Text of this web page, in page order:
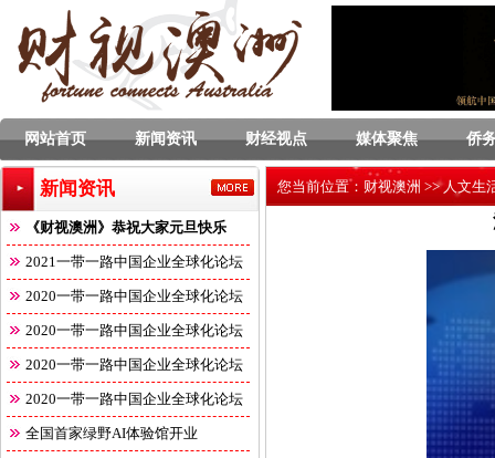
网站首页 新闻资讯 财经视点 媒体聚焦 侨
新闻资讯
《财视澳洲》恭祝大家元旦快乐
2021一带一路中国企业全球化论坛
2020一带一路中国企业全球化论坛
2020一带一路中国企业全球化论坛
2020一带一路中国企业全球化论坛
2020一带一路中国企业全球化论坛
全国首家绿野AI体验馆开业
您当前位置： 财视澳洲 >>人文生